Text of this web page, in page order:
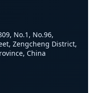
No.1, No.96,
Zengcheng District,
China